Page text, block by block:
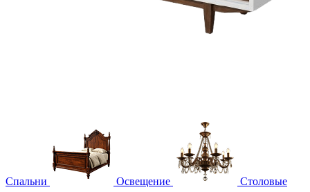
Спальни Освещение Столовые